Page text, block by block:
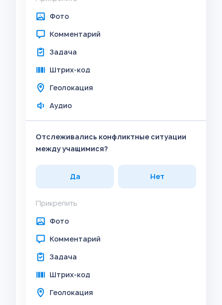
Фото
Комментарий
Задача
Штрих-код
Геолокация
Аудио
Отслеживались конфликтные ситуации
между учащимися?
Да Нет
Прикрепить
Фото
Комментарий
Задача
Штрих-код
Геолокация